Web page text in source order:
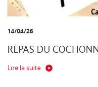
14/04/26
REPAS DU
Lire la suite